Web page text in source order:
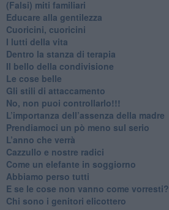
​(Falsi) miti familiari
​Educare alla gentilezza
​Cuoricini, cuoricini
I lutti della vita
​Dentro la stanza di terapia
​Il bello della condivisione
Le cose belle
​Gli stili di attaccamento
No, non puoi controllarlo!!!
​L’importanza dell’assenza della madre
​Prendiamoci un pò meno sul serio
​L’anno che verrà
​Cazzullo e nostre radici
​Come un elefante in soggiorno
​Abbiamo perso tutti
E se le cose non vanno come vorresti?
​Chi sono i genitori elicottero